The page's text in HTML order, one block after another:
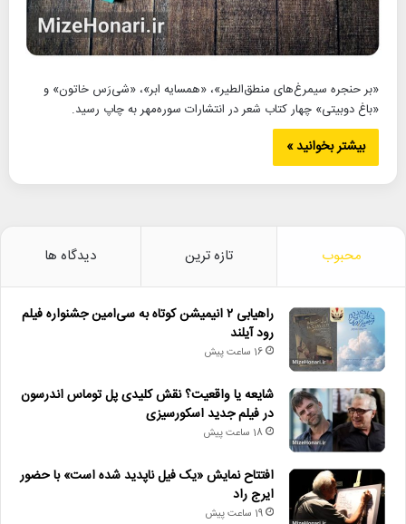
«بر حنجره سیمرغ‌های منطق‌الطیر»، «همسایه ابر»، «شی‌رَس خاتون» و
«باغ دوبیتی» چهار کتاب شعر در انتشارات سوره‌مهر به چاپ رسید.
بیشتر بخوانید »
محبوب تازه ترین دیدگاه ها
راهیابی ۲ انیمیشن کوتاه به سی‌امین جشنواره فیلم
رود آیلند
16 ساعت پیش
شایعه یا واقعیت؟ نقش کلیدی پل توماس اندرسون
در فیلم جدید اسکورسیزی
18 ساعت پیش
افتتاح نمایش «یک فیل ناپدید شده است» با حضور
ایرج راد
19 ساعت پیش